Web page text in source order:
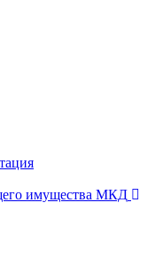
имущества МКД